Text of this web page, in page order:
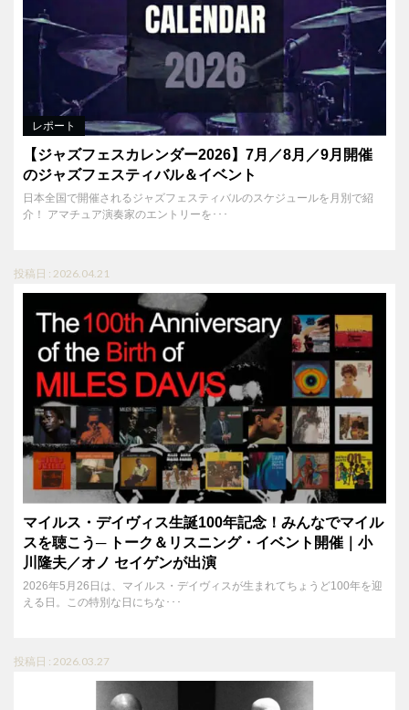
レポート
【ジャズフェスカレンダー2026】7月／8月／9月開催
のジャズフェスティバル＆イベント
日本全国で開催されるジャズフェスティバルのスケジュールを月別で紹
介！ アマチュア演奏家のエントリーを･･･
投稿日 : 2026.04.21
マイルス・デイヴィス生誕100年記念！みんなでマイル
スを聴こう─ トーク＆リスニング・イベント開催｜小
川隆夫／オノ セイゲンが出演
2026年5月26日は、マイルス・デイヴィスが生まれてちょうど100年を迎
える日。この特別な日にちな･･･
投稿日 : 2026.03.27